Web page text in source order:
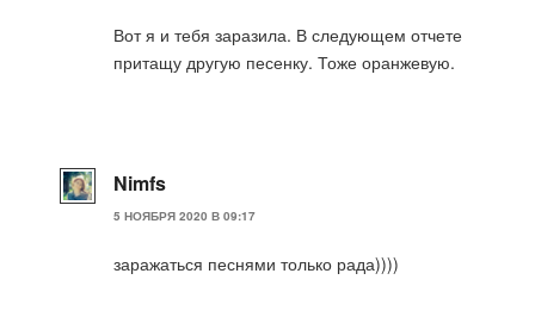
Вот я и тебя заразила. В следующем отчете
притащу другую песенку. Тоже оранжевую.
Nimfs
5 НОЯБРЯ 2020 В 09:17
заражаться песнями только рада))))